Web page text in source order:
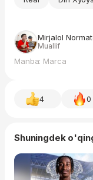
Mirjalol
Muallif
Manba: Marca
4 0
Shuningdek